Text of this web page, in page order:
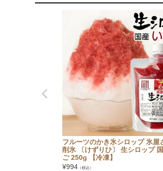
フルーツのかき氷シロップ 氷屋
削氷 〔けずりひ〕 生シロップ
ご 250g 【冷凍】
¥994 （税込）